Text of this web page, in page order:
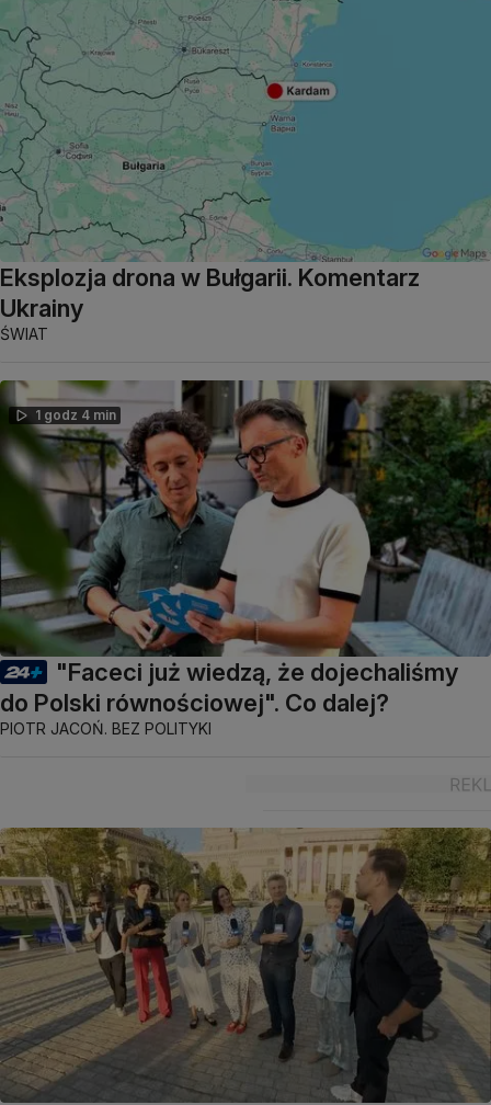
Eksplozja drona w Bułgarii. Komentarz
Ukrainy
ŚWIAT
1 godz 4 min
"Faceci już wiedzą, że dojechaliśmy
do Polski równościowej". Co dalej?
PIOTR JACOŃ. BEZ POLITYKI